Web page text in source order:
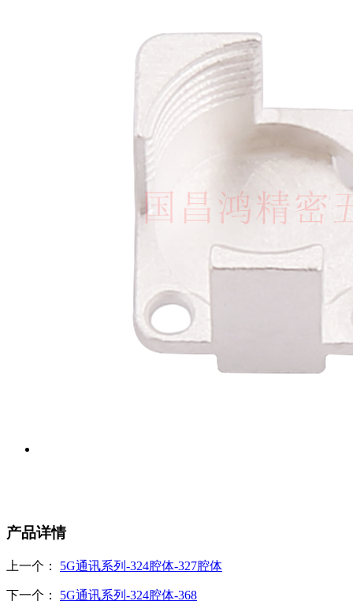
产品详情
上一个： 5G通讯系列-324腔体-327腔体
下一个： 5G通讯系列-324腔体-368